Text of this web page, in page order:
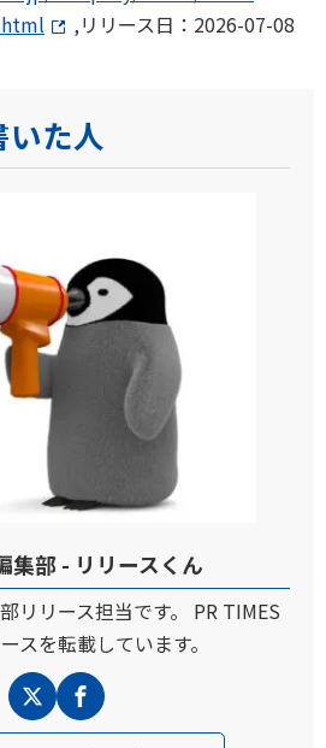
,リリース日：2026-07-08
いた人
部 - リリースくん
リリース担当です。 PR TIMES
スを転載しています。